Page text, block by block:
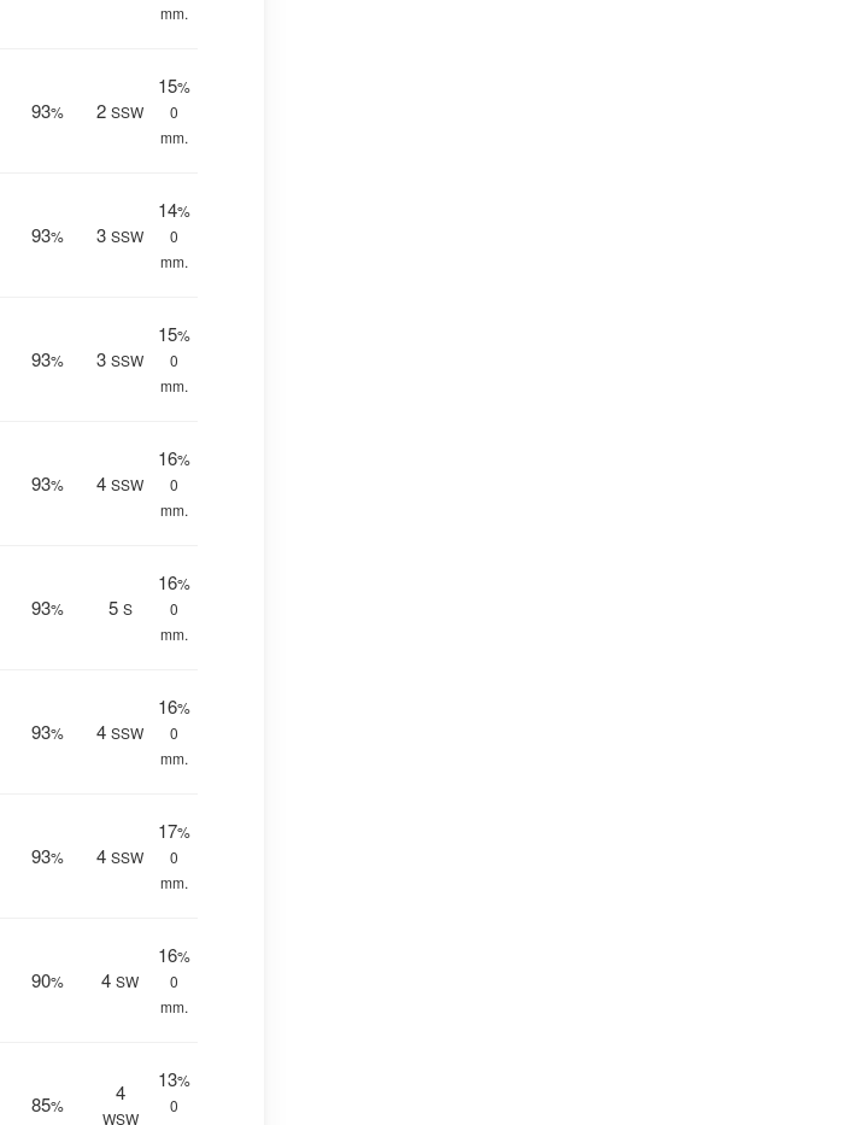
mm.
93% 2 SSW
15%
0
mm.
93% 3 SSW
14%
0
mm.
93% 3 SSW
15%
0
mm.
93% 4 SSW
16%
0
mm.
93% 5 S
16%
0
mm.
93% 4 SSW
16%
0
mm.
93% 4 SSW
17%
0
mm.
90% 4 SW
16%
0
mm.
85%
4
WSW
13%
0